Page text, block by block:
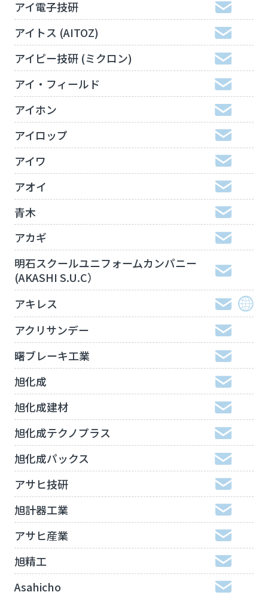
アイ電子技研
アイトス (AITOZ)
アイピー技研 (ミクロン)
アイ・フィールド
アイホン
アイロップ
アイワ
アオイ
青木
アカギ
明石スクールユニフォームカンパニー
(AKASHI S.U.C）
アキレス
アクリサンデー
曙ブレーキ工業
旭化成
旭化成建材
旭化成テクノプラス
旭化成パックス
アサヒ技研
旭計器工業
アサヒ産業
旭精工
Asahicho